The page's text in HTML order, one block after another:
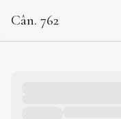
Cân. 762